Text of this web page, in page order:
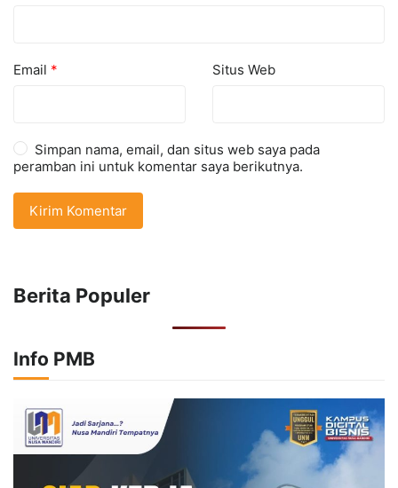
Email * Situs Web
Simpan nama, email, dan situs web saya pada
peramban ini untuk komentar saya berikutnya.
Berita Populer
Info PMB